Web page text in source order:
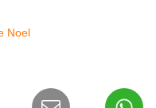
Noel